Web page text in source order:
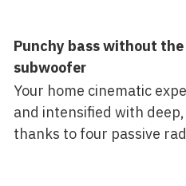
Punchy bass without
subwoofer
Your home cinematic
and intensified with
thanks to four passive